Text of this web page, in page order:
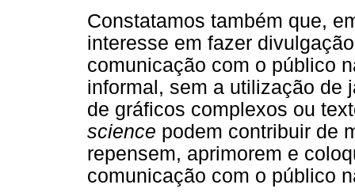
Constatamos também que,
interesse em fazer
comunicação com o público
informal, sem a utilização de
de gráficos complexos ou
science podem contribuir de
repensem, aprimorem e
comunicação com o público